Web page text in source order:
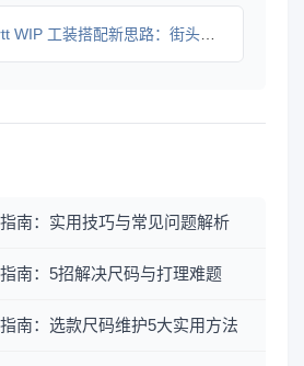
工装搭配新思路：街头文化中的造型特
南：实用技巧与常见问题解析
南：5招解决尺码与打理难题
南：选款尺码维护5大实用方法